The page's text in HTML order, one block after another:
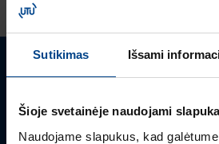
Sutikimas Išsami
Šioje svetainėje naudojami
Naudojame slapukus, kad
Turite klausimų?
Mielai atsakysime į Jums aktualius